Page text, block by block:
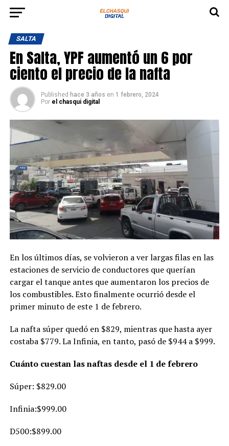
SALTA
En Salta, YPF aumentó un 6 por
ciento el precio de la nafta
Published hace 3 años en 1 febrero, 2024
Por el chasqui digital
En los últimos días, se volvieron a ver largas filas en las
estaciones de servicio de conductores que querían
cargar el tanque antes que aumentaron los precios de
los combustibles. Esto finalmente ocurrió desde el
primer minuto de este 1 de febrero.
La nafta súper quedó en $829, mientras que hasta ayer
costaba $779. La Infinia, en tanto, pasó de $944 a $999.
Cuánto cuestan las naftas desde el 1 de febrero
Súper: $829.00
Infinia:$999.00
D500:$899.00